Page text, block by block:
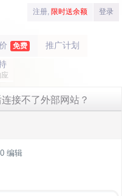
注册, 限时送余额 登录
免费 推广计划
接不了外部网站？
编辑